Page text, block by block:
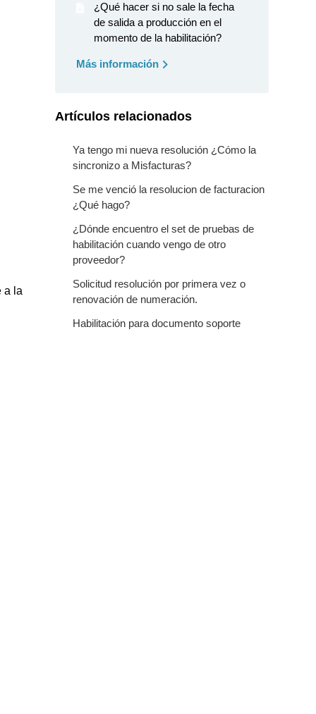
¿Qué hacer si no sale la fecha
de salida a producción en el
momento de la habilitación?
Más información
Artículos relacionados
Ya tengo mi nueva resolución ¿Cómo la
sincronizo a Misfacturas?
Se me venció la resolucion de facturacion
¿Qué hago?
¿Dónde encuentro el set de pruebas de
habilitación cuando vengo de otro
proveedor?
Solicitud resolución por primera vez o
renovación de numeración.
Habilitación para documento soporte
a la